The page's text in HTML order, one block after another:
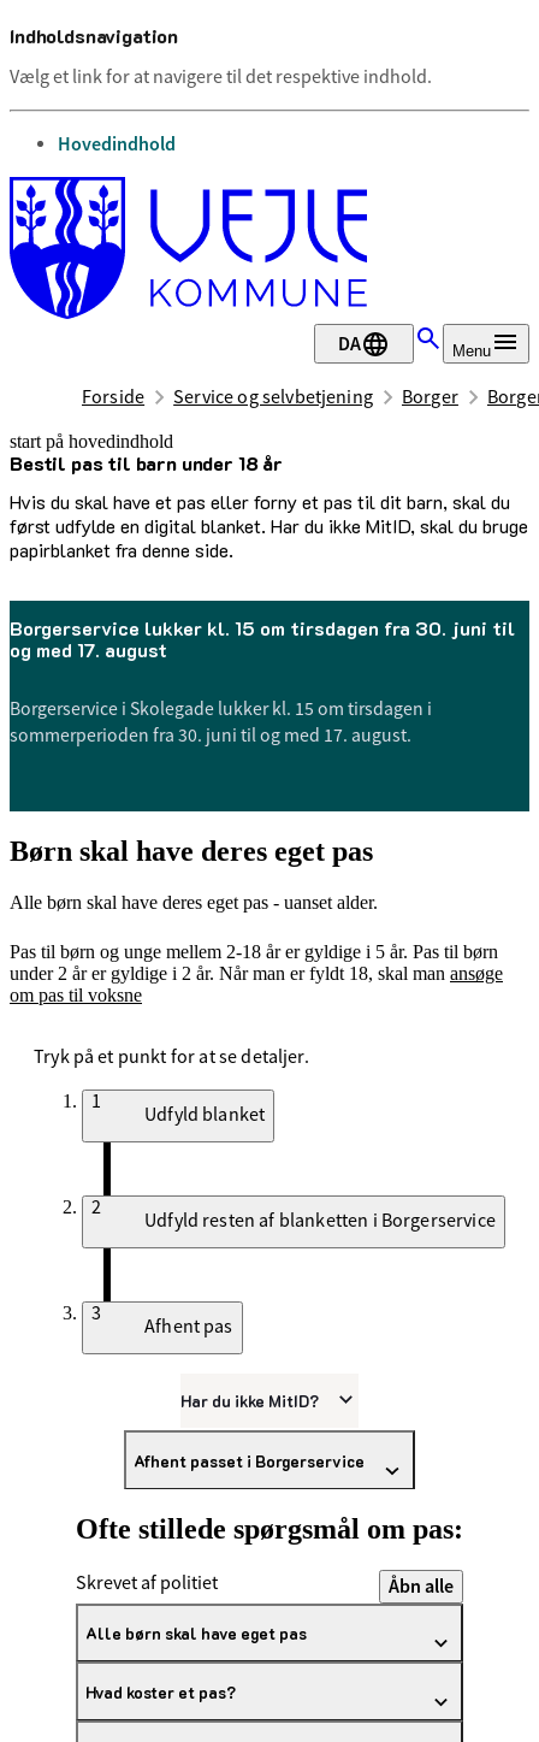
Indholdsnavigation
Vælg et link for at navigere til det respektive indhold.
gå til
Hovedindhold
DA Menu
Forside Service og selvbetjening Borger
start på hovedindhold
Bestil pas til barn under 18 år
Hvis du skal have et pas eller forny et pas til dit barn, skal du
først udfylde en digital blanket. Har du ikke MitID, skal du bruge
papirblanket fra denne side.
senest opdateret 17. juni 2026
Borgerservice lukker kl. 15 om tirsdagen fra 30. juni til
og med 17. august
Borgerservice i Skolegade lukker kl. 15 om tirsdagen i
sommerperioden fra 30. juni til og med 17. august.
Børn skal have deres eget pas
Alle børn skal have deres eget pas - uanset alder.
Pas til børn og unge mellem 2-18 år er gyldige i 5 år. Pas til børn
under 2 år er gyldige i 2 år. Når man er fyldt 18, skal man ansøge
om pas til voksne
Tryk på et punkt for at se detaljer.
1
Udfyld blanket
2
Udfyld resten af blanketten i Borgerservice
3
Afhent pas
Har du ikke MitID?
Afhent passet i Borgerservice
Ofte stillede spørgsmål om pas:
Skrevet af politiet Åbn alle
Alle børn skal have eget pas
Hvad koster et pas?